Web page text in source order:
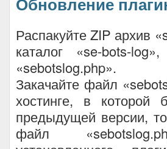
Распакуйте ZIP архив
каталог «se-bots-
«sebotslog.php».
Закачайте файл
хостинге, в
предыдущей версии,
файл